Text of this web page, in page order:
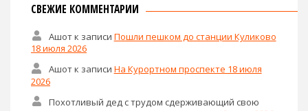
СВЕЖИЕ КОММЕНТАРИИ
Ашотк записи Пошли пешком до станции Куликово
18 июля 2026
Ашотк записи На Курортном проспекте 18 июля
2026
Похотливый дед с трудом сдерживающий свою